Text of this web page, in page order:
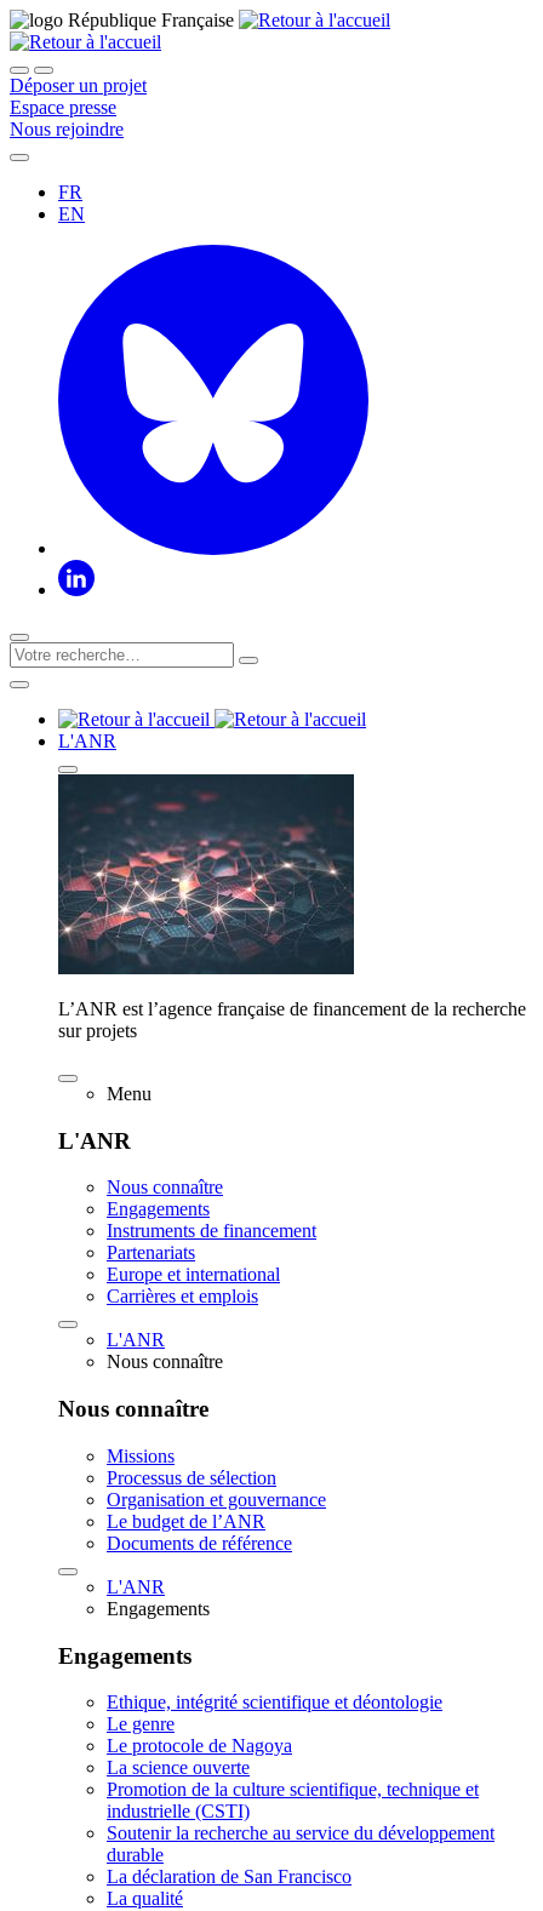
Déposer un projet
Espace presse
Nous rejoindre
FR
EN
L'ANR
L’ANR est l’agence française de financement de la recherche
sur projets
Menu
L'ANR
Nous connaître
Engagements
Instruments de financement
Partenariats
Europe et international
Carrières et emplois
L'ANR
Nous connaître
Nous connaître
Missions
Processus de sélection
Organisation et gouvernance
Le budget de l’ANR
Documents de référence
L'ANR
Engagements
Engagements
Ethique, intégrité scientifique et déontologie
Le genre
Le protocole de Nagoya
La science ouverte
Promotion de la culture scientifique, technique et
industrielle (CSTI)
Soutenir la recherche au service du développement
durable
La déclaration de San Francisco
La qualité